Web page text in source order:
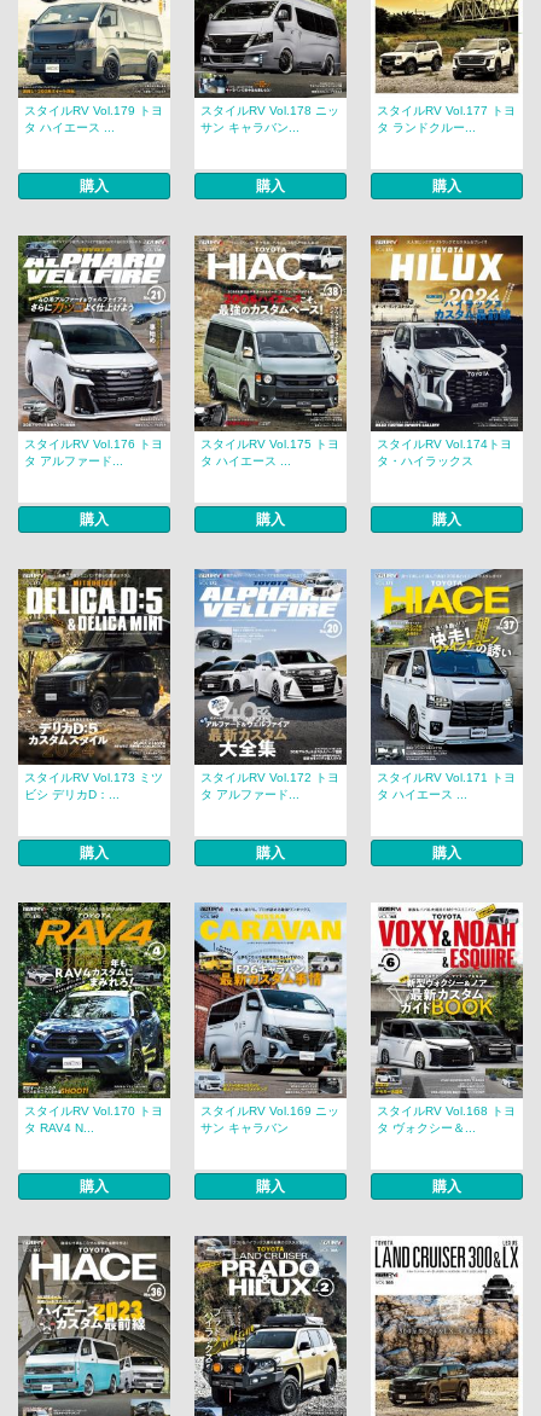
スタイルRV Vol.179 トヨ
タ ハイエース ...
購入
スタイルRV Vol.178 ニッ
サン キャラバン...
購入
スタイルRV Vol.177 トヨ
タ ランドクルー...
購入
スタイルRV Vol.176 トヨ
タ アルファード...
購入
スタイルRV Vol.175 トヨ
タ ハイエース ...
購入
スタイルRV Vol.174トヨ
タ・ハイラックス
購入
スタイルRV Vol.173 ミツ
ビシ デリカD：...
購入
スタイルRV Vol.172 トヨ
タ アルファード...
購入
スタイルRV Vol.171 トヨ
タ ハイエース ...
購入
スタイルRV Vol.170 トヨ
タ RAV4 N...
購入
スタイルRV Vol.169 ニッ
サン キャラバン
購入
スタイルRV Vol.168 トヨ
タ ヴォクシー＆...
購入